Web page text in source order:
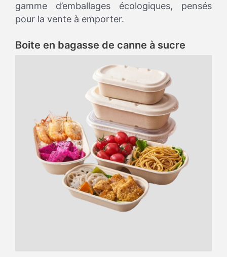
gamme d’emballages écologiques, pensés
pour la vente à emporter.
Boite en bagasse de canne à sucre